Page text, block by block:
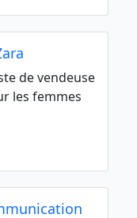
de vendeuse
les femmes